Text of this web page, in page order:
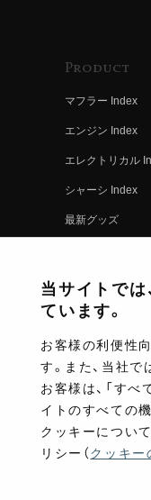
Product
マフラー Index
エンジン Index
エレクトリカル
シャーシ Index
最新グッズ
コンプリート
当サイトでは
ています。
お客様の利便性
す。また、当社で
お客様は、「す
イトのすべての
クッキーについ
リシー（クッキー